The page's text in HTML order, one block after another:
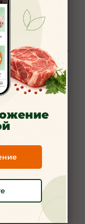
FIL1KTOP,
КОРЖИК, KVINKA,
ШОУ Детская
водяная помпа
5
399руб./шт
ТРАКТОР Браслет с
в флоупаке 20гр.